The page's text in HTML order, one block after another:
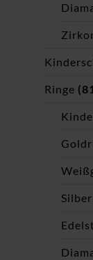
Ringe